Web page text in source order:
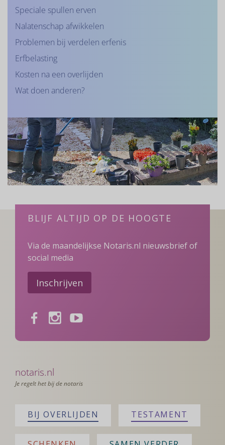
Speciale spullen erven
Nalatenschap afwikkelen
Problemen bij verdelen erfenis
Erfbelasting
Kosten na een overlijden
Wat doen anderen?
BLIJF ALTIJD OP DE HOOGTE
Via de maandelijkse Notaris.nl nieuwsbrief of
social media
Inschrijven
FacebookInstagramYoutube
notaris.nl
Je regelt het bij de notaris
BIJ OVERLIJDEN TESTAMENT